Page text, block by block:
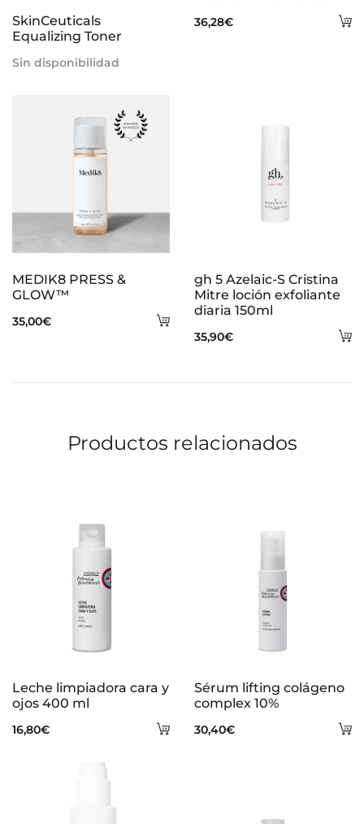
SkinCeuticals
Equalizing Toner
Sin disponibilidad
36,28€
Añadir
MEDIK8 PRESS &
GLOW™
35,00€
gh 5 Azelaic-S Cristina
Mitre loción exfoliante
diaria 150ml
35,90€
Productos relacionados
Añadir
Leche limpiadora cara y
ojos 400 ml
16,80€
Sérum lifting colágeno
complex 10%
30,40€